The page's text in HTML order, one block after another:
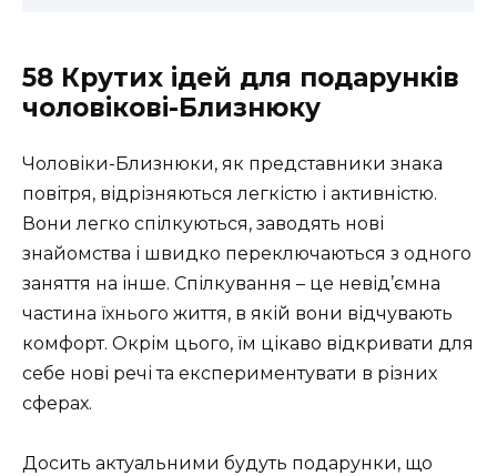
58 Крутих ідей для подарунків
чоловікові-Близнюку
Чоловіки-Близнюки, як представники знака
повітря, відрізняються легкістю і активністю.
Вони легко спілкуються, заводять нові
знайомства і швидко переключаються з одного
заняття на інше. Спілкування – це невід’ємна
частина їхнього життя, в якій вони відчувають
комфорт. Окрім цього, їм цікаво відкривати для
себе нові речі та експериментувати в різних
сферах.
Досить актуальними будуть подарунки, що